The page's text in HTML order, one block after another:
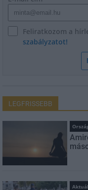
Feliratkozom a
szabályzatot!
LEGFRISSEBB